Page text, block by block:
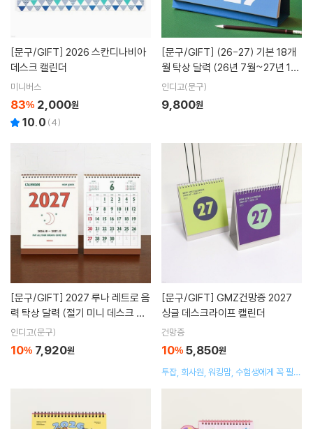
[문구/GIFT]
데스크 캘린더
미니버스
83% 2,000원
10.0 (4)
[문구/GIFT]
월 탁상 달력 (26년 7월~27년 12
월)
인디고(문구)
9,800원
[문구/GIFT]
력 탁상 달력 (절기 미니 데스크 캘
린더)
인디고(문구)
10% 7,920원
[문구/GIFT]
싱글 데스크라이프 캘린더
건망증
10% 5,850원
투잡, 회사원, 워킹맘, 수험생에게 꼭 필요